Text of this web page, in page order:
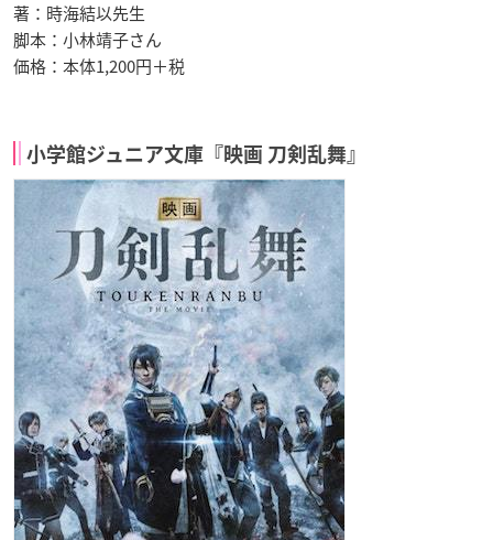
著：時海結以先生
脚本：小林靖子さん
価格：本体1,200円＋税
小学館ジュニア文庫『映画 刀剣乱舞』